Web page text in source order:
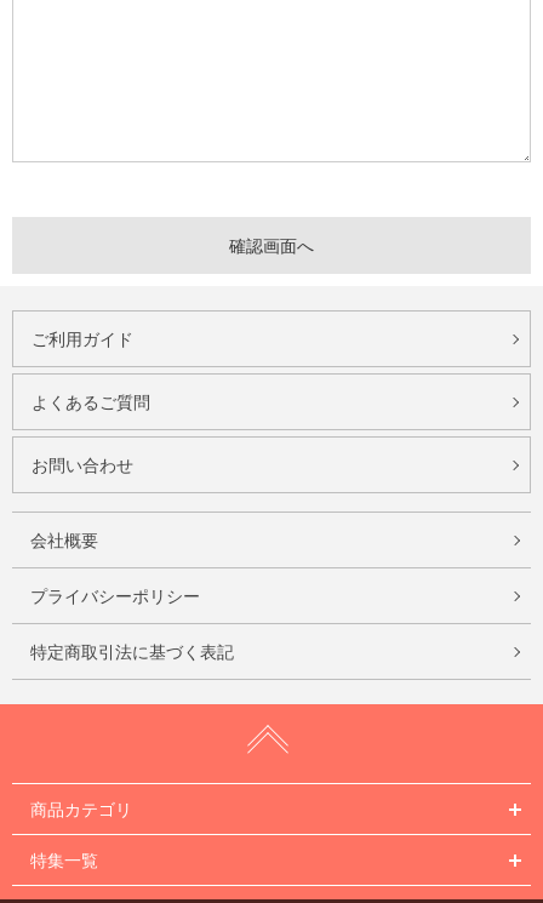
ご利用ガイド
よくあるご質問
お問い合わせ
会社概要
プライバシーポリシー
特定商取引法に基づく表記
商品カテゴリ
特集一覧